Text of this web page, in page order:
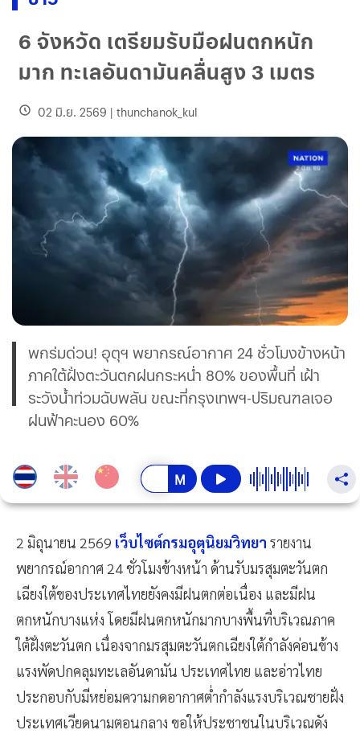
6 จังหวัด เตรียมรับมือฝนตกหนัก
มาก ทะเลอันดามันคลื่นสูง 3 เมตร
02 มิ.ย. 2569 | thunchanok_kul
พกร่มด่วน! อุตุฯ พยากรณ์อากาศ 24 ชั่วโมงข้างหน้า
ภาคใต้ฝั่งตะวันตกฝนกระหน่ำ 80% ของพื้นที่ เฝ้า
ระวังน้ำท่วมฉับพลัน ขณะที่กรุงเทพฯ-ปริมณฑลเจอ
ฝนฟ้าคะนอง 60%
2 มิถุนายน 2569 เว็บไซต์กรมอุตุนิยมวิทยา รายงาน
พยากรณ์อากาศ 24 ชั่วโมงข้างหน้า ด้านรับมรสุมตะวันตก
เฉียงใต้ของประเทศไทยยังคงมีฝนตกต่อเนื่อง และมีฝน
ตกหนักบางแห่ง โดยมีฝนตกหนักมากบางพื้นที่บริเวณภาค
ใต้ฝั่งตะวันตก เนื่องจากมรสุมตะวันตกเฉียงใต้กำลังค่อนข้าง
แรงพัดปกคลุมทะเลอันดามัน ประเทศไทย และอ่าวไทย
ประกอบกับมีหย่อมความกดอากาศต่ำกำลังแรงบริเวณชายฝั่ง
ประเทศเวียดนามตอนกลาง ขอให้ประชาชนในบริเวณดัง